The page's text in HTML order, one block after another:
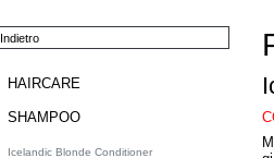
Indietro
HAIRCARE
SHAMPOO
Icelandic Blonde Conditioner